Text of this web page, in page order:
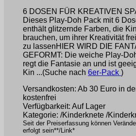
6 DOSEN FÜR KREATIVEN
Dieses Play-Doh Pack mit 6
enthält glitzernde Farben, die
brauchen, um ihrer Kreativität
zu lassenHIER WIRD DIE
GEFORMT: Die weiche Play-
regt die Fantasie an und ist
Kin ...(Suche nach 6er-Pack )
Versandkosten: Ab 30 Euro in
kostenfrei
Verfügbarkeit: Auf Lager
Kategorie: /Kinderknete /
Seit der Preiserfassung können
erfolgt sein**/Link*